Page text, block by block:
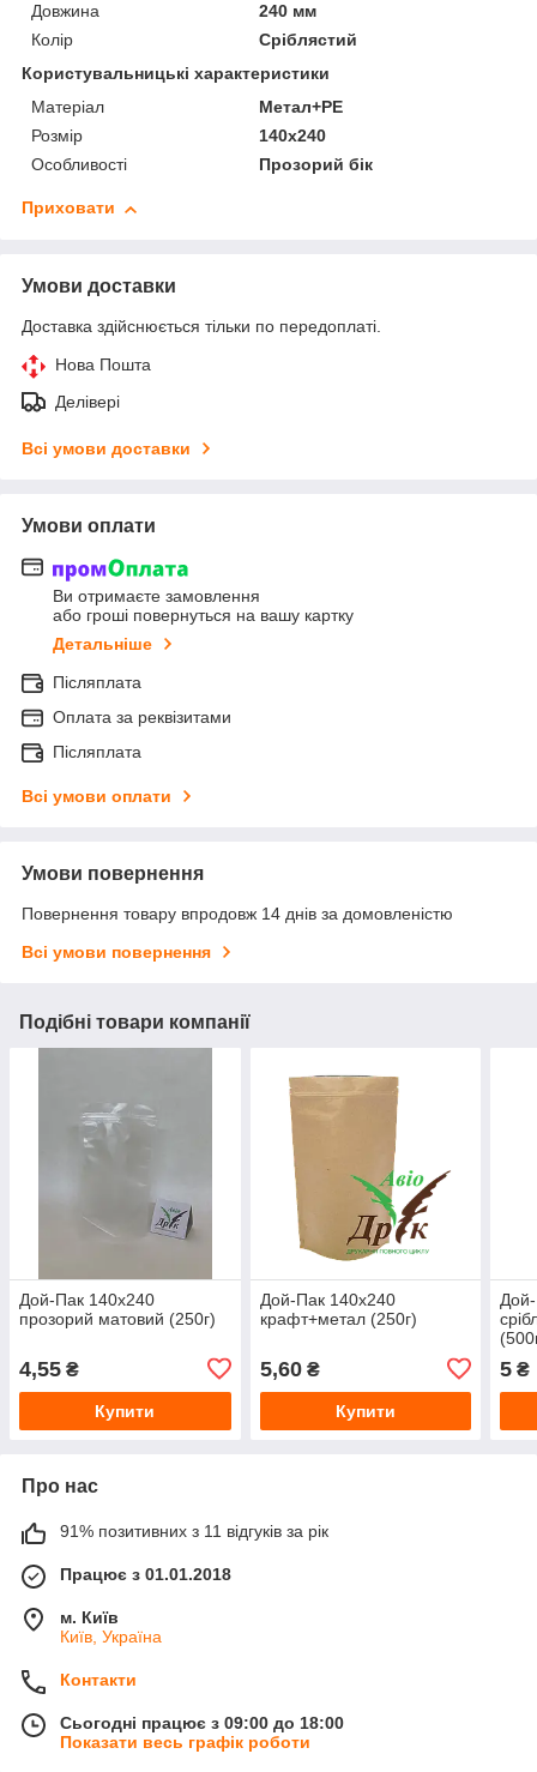
Довжина
240 мм
Колір
Сріблястий
Користувальницькі характеристики
Матеріал
Метал+PE
Розмір
140х240
Особливості
Прозорий бік
Приховати
Умови доставки
Доставка здійснюється тільки по передоплаті.
Нова Пошта
Делівері
Всі умови доставки
Умови оплати
Ви отримаєте замовлення
або гроші повернуться на вашу картку
Детальніше
Післяплата
Оплата за реквізитами
Післяплата
Всі умови оплати
Умови повернення
Повернення товару впродовж 14 днів за домовленістю
Всі умови повернення
Подібні товари компанії
Дой-Пак 140х240
прозорий матовий (250г)
4,55 ₴
Купити
Дой-Пак 140х240
крафт+метал (250г)
5,60₴
Купити
5 ₴
Про нас
91% позитивних з 11 відгуків за рік
Працює з 01.01.2018
м. Київ
Київ, Україна
Контакти
Сьогодні працює з 09:00 до 18:00
Показати весь графік роботи